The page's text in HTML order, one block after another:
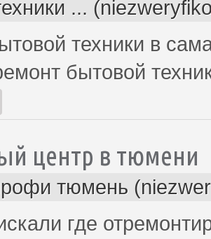
...
техники в
бытовой
центр в тюмени
тюмень
где